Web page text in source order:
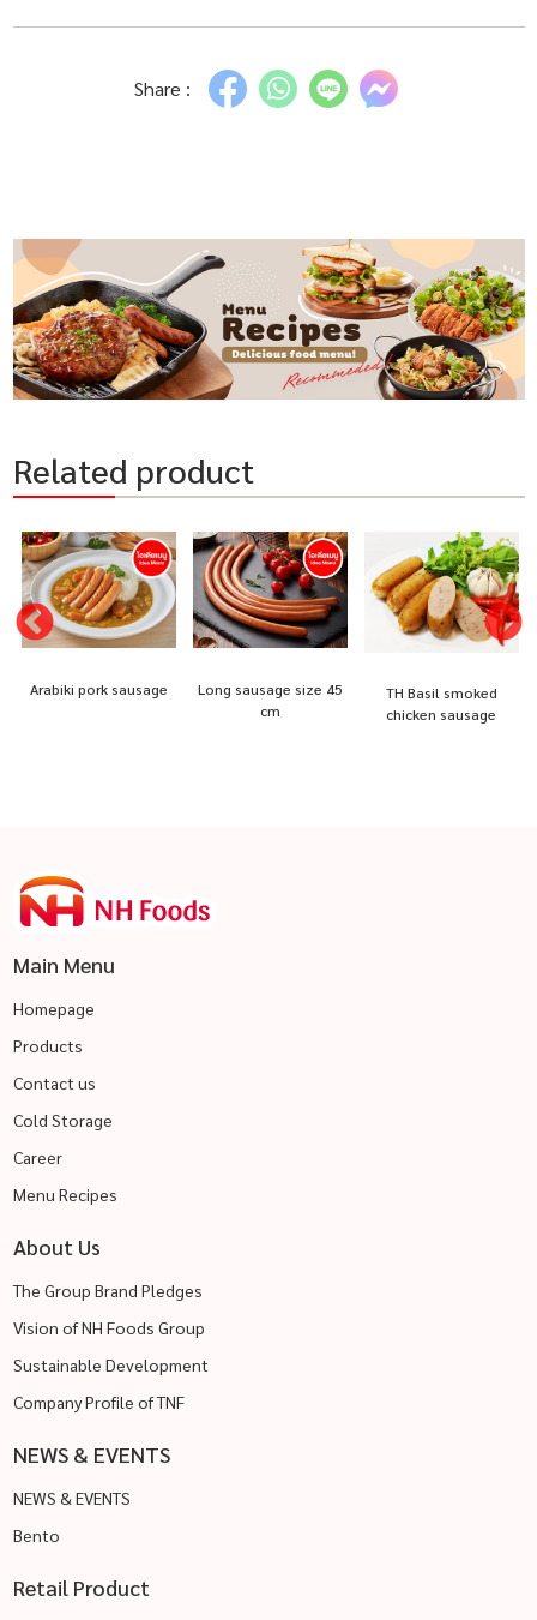
Share :
Related product
Arabiki pork sausage
Long sausage size 45
cm
TH Basil smoked
chicken sausage
Main Menu
Homepage
Products
Contact us
Cold Storage
Career
Menu Recipes
About Us
The Group Brand Pledges
Vision of NH Foods Group
Sustainable Development
Company Profile of TNF
NEWS & EVENTS
NEWS & EVENTS
Bento
Retail Product